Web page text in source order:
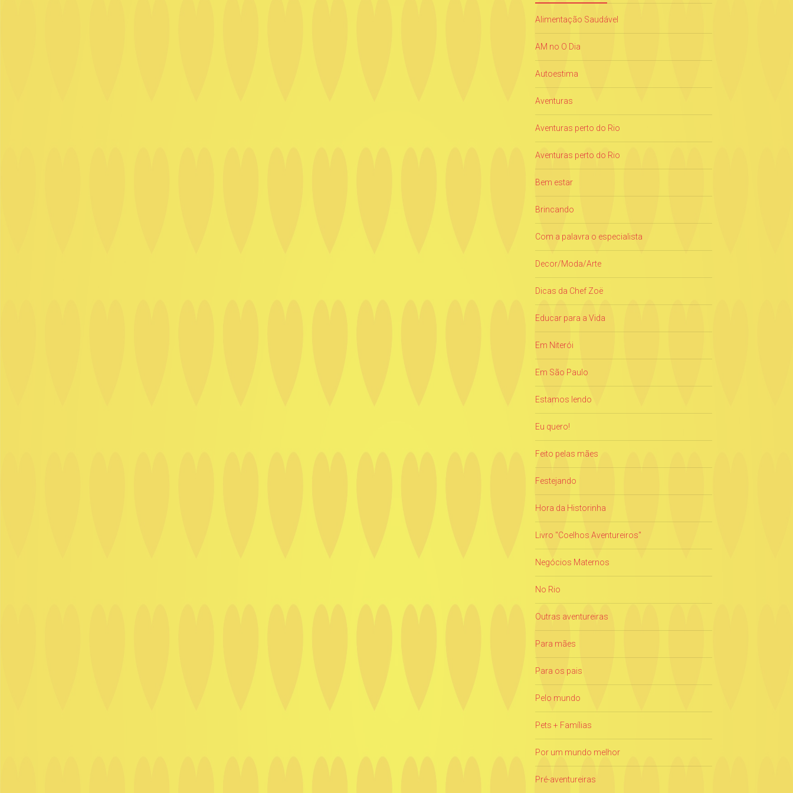
Alimentação Saudável
AM no O Dia
Autoestima
Aventuras
Aventuras perto do Rio
Aventuras perto do Rio
Bem estar
Brincando
Com a palavra o especialista
Decor/Moda/Arte
Dicas da Chef Zoë
Educar para a Vida
Em Niterói
Em São Paulo
Estamos lendo
Eu quero!
Feito pelas mães
Festejando
Hora da Historinha
Livro "Coelhos Aventureiros"
Negócios Maternos
No Rio
Outras aventureiras
Para mães
Para os pais
Pelo mundo
Pets + Famílias
Por um mundo melhor
Pré-aventureiras